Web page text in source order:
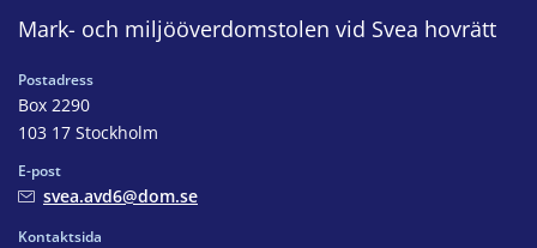
Mark- och miljööverdomstolen vid Svea hovrätt
Postadress
Box 2290
103 17 Stockholm
E-post
svea.avd6@dom.se
Kontaktsida